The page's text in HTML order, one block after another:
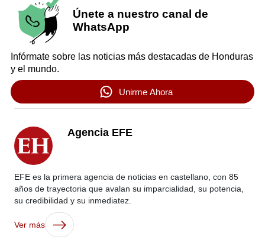
Únete a nuestro canal de
WhatsApp
Infórmate sobre las noticias más destacadas de Honduras
y el mundo.
Unirme Ahora
Agencia EFE
EFE es la primera agencia de noticias en castellano, con 85
años de trayectoria que avalan su imparcialidad, su potencia,
su credibilidad y su inmediatez.
Ver más